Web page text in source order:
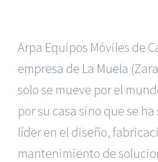
Arpa Equipos Móviles de
empresa de La Muela
solo se mueve por el
por su casa sino que se
líder en el diseño,
mantenimiento de